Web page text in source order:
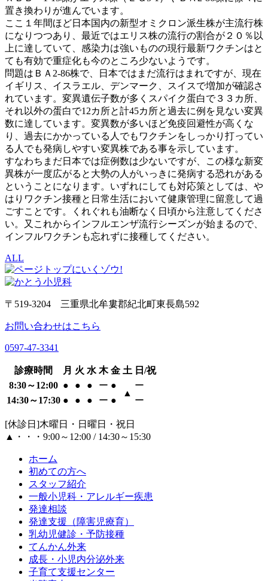
置き換わりが進んでいます。
ここ１年間ほど日本国内の新型オミクロン派生株が主流行株
になりつつあり、最近ではエリス株の流行の割合が２０％以
上に達していて、感染力は強いものの現行最新ワクチンはと
ても有効で重症化も今のところ少ないようです。
問題はＢＡ2-86株で、日本ではまだ流行はまれですが、現在
イギリス、イスラエル、デンマーク、スイスで増加が確認さ
れています。変異遺伝子数が多くスパイク蛋白で３３カ所、
それ以外の蛋白で12カ所と計45カ所と過去に例を見ない変異
数に達しています。変異数が多いほど免疫回避性が高くな
り、過去にかかっている人でもワクチンをしっかり打ってい
る人でも発病しやすい変異株である事を示しています。
すなわちまだ日本では症例数は少ないですが、この様な新変
異株が一度広がると大勢の人がいっきに発病する恐れがある
ということになります。いずれにしても対応策としては、や
はりワクチン接種と日常生活において健康管理に留意して過
ごすことです。くれぐれも油断なく日頃から注意してくださ
い。又これからインフルエンザ流行シーズンが始まるので、
インフルワクチンも忘れずに接種してください。
ALL
〒519-3204 三重県北牟婁郡紀北町東長島592
お問い合わせはこちら
0597-47-3341
診療時間 月 火 水 木 金 土 日/祝
8:30～12:00 ● ● ● ー ●
▲
ー
14:30～17:30 ● ● ● ー ● ー
[休診日]木曜日・日曜日・祝日
▲・・・9:00～12:00 / 14:30～15:30
ホーム
初めての方へ
スタッフ紹介
一般小児科・アレルギー疾患
発達相談
発達支援（障害児療育）
乳幼児健診・予防接種
てんかん外来
成長・小児内分泌外来
子育て支援センター